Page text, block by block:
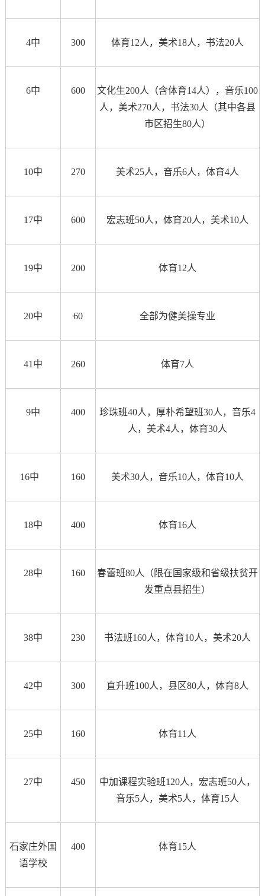
4中 300 体育12人，美术18人，书法20人
6中 600
文化生200人（含体育14人），音乐100
人，美术270人，书法30人（其中各县
市区招生80人）
10中 270 美术25人，音乐6人，体育4人
17中 600 宏志班50人，体育20人，美术10人
19中 200 体育12人
20中 60 全部为健美操专业
41中 260 体育7人
9中 400
珍珠班40人，厚朴希望班30人，音乐4
人，美术4人，体育30人
16中 160 美术30人，音乐10人，体育10人
18中 400 体育16人
28中 160
春蕾班80人（限在国家级和省级扶贫开
发重点县招生）
38中 230 书法班160人，体育10人，美术20人
42中 300 直升班100人，县区80人，体育8人
25中 160 体育11人
27中 450
中加课程实验班120人，宏志班50人，
音乐5人，美术5人，体育15人
石家庄外国
语学校
400 体育15人